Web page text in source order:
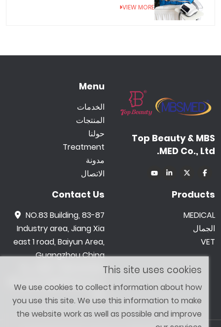
VIEW MORE
Top Beauty & MBS
MED Co., Ltd.
Menu
الخدمات
المنتجات
حولنا
Treatment
مدونة
الاتصال
Products
MEDICAL
الجمال
VET
Contact Us
NO.83 Building, 83-87
Industry area, Jiang Xia
east 1 road, Baiyun Area,
Guangzhou China
0086 -18602015159
jetwong@tbbeauty.c
This site uses cookies
We use cookies to collect information about how
you use this site. We use this information to make
the website work as well as possible and improve